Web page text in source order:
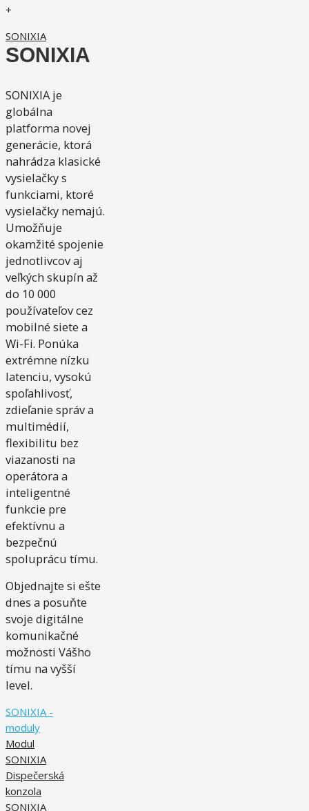
+
SONIXIA
SONIXIA
SONIXIA je
globálna
platforma novej
generácie, ktorá
nahrádza klasické
vysielačky s
funkciami, ktoré
vysielačky nemajú.
Umožňuje
okamžité spojenie
jednotlivcov aj
veľkých skupín až
do 10 000
používateľov cez
mobilné siete a
Wi-Fi. Ponúka
extrémne nízku
latenciu, vysokú
spoľahlivosť,
zdieľanie správ a
multimédií,
flexibilitu bez
viazanosti na
operátora a
inteligentné
funkcie pre
efektívnu a
bezpečnú
spoluprácu tímu.
Objednajte si ešte
dnes a posuňte
svoje digitálne
komunikačné
možnosti Vášho
tímu na vyšší
level.
SONIXIA -
moduly
Modul
SONIXIA
Dispečerská
konzola
SONIXIA